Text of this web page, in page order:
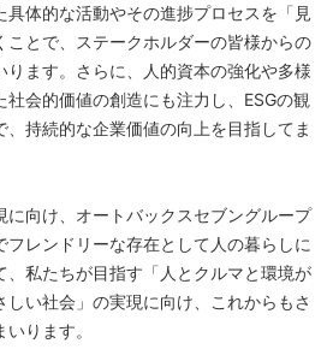
具体的な活動やその進捗プロセスを「見
ことで、ステークホルダーの皆様からの
ります。さらに、人的資本の強化や多様
会的価値の創造にも注力し、ESGの観
、持続的な企業価値の向上を目指してま
に向け、オートバックスセブングループ
フレンドリーな存在として人の暮らしに
、私たちが目指す「人とクルマと環境が
い社会」の実現に向け、これからもさ
ります。